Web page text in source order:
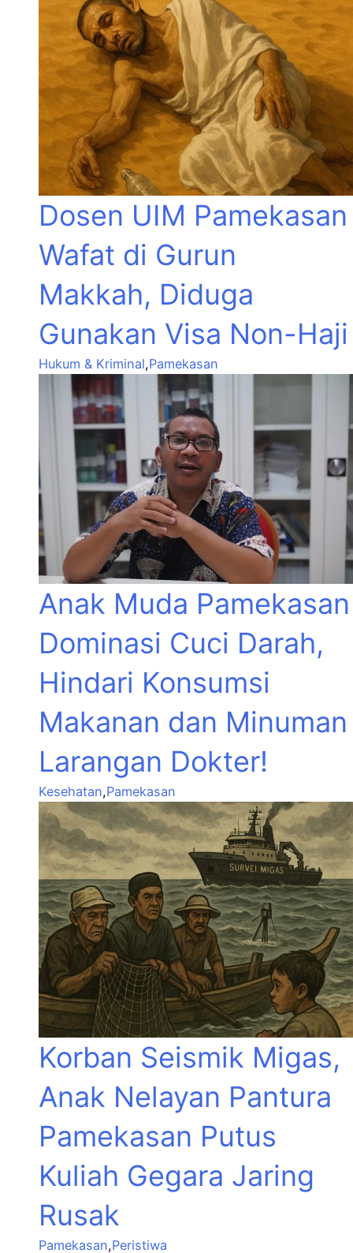
Dosen UIM Pamekasan
Wafat di Gurun
Makkah, Diduga
Gunakan Visa Non-Haji
Hukum & Kriminal,Pamekasan
Anak Muda Pamekasan
Dominasi Cuci Darah,
Hindari Konsumsi
Makanan dan Minuman
Larangan Dokter!
Kesehatan,Pamekasan
Korban Seismik Migas,
Anak Nelayan Pantura
Pamekasan Putus
Kuliah Gegara Jaring
Rusak
Pamekasan,Peristiwa